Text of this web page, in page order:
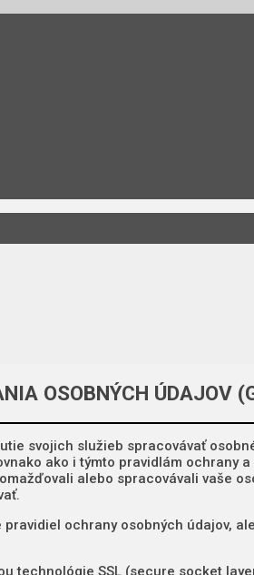
OSOBNÝCH ÚDAJOV
svojich služieb spracovávať
ako i týmto pravidlám ochrany
alebo spracovávali vaše
ochrany osobných údajov,
technológie SSL (secure socket